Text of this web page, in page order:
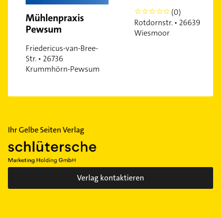
Mühlenpraxis
Pewsum
Friedericus-van-Bree-
Str. • 26736
Krummhörn-Pewsum
0
(0)
Rotdornstr. • 26639
Wiesmoor
Ihr Gelbe Seiten Verlag
Verlag kontaktieren